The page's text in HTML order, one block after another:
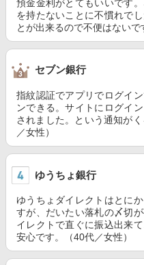
預金金利がとてもいいです
を持たないことに不慣れで
とが出来るので不便はないで
セブン銀行
指紋認証でアプリでログイ
ンできる。サイトにログイ
されました。という通知が
／女性）
ゆうちょ銀行
ゆうちょダイレクトはとに
すが、だいたい落札の〆切
イレクトで直ぐに振込出来
安心です。（40代／女性）